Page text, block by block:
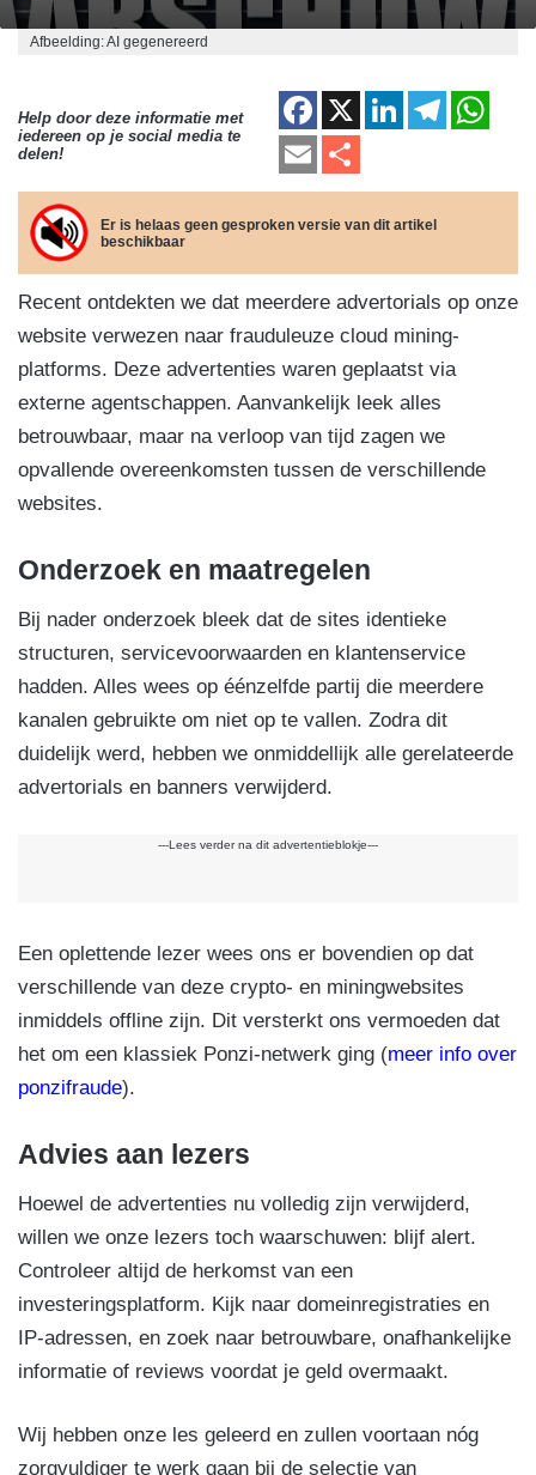
Afbeelding: AI gegenereerd
Help door deze informatie met
iedereen op je social media te
delen!
F
a
c
e
b
o
o
k
X
Li
k
e
dI
n
T
e
a
m
at
A
p
E
m
ail
el
e
n
Er is helaas geen gesproken versie van dit artikel
beschikbaar
Recent ontdekten we dat meerdere advertorials op onze
website verwezen naar frauduleuze cloud mining-
platforms. Deze advertenties waren geplaatst via
externe agentschappen. Aanvankelijk leek alles
betrouwbaar, maar na verloop van tijd zagen we
opvallende overeenkomsten tussen de verschillende
websites.
Onderzoek en maatregelen
Bij nader onderzoek bleek dat de sites identieke
structuren, servicevoorwaarden en klantenservice
hadden. Alles wees op éénzelfde partij die meerdere
kanalen gebruikte om niet op te vallen. Zodra dit
duidelijk werd, hebben we onmiddellijk alle gerelateerde
advertorials en banners verwijderd.
---Lees verder na dit advertentieblokje---
Een oplettende lezer wees ons er bovendien op dat
verschillende van deze crypto- en miningwebsites
inmiddels offline zijn. Dit versterkt ons vermoeden dat
het om een klassiek Ponzi-netwerk ging (meer info over
ponzifraude).
Advies aan lezers
Hoewel de advertenties nu volledig zijn verwijderd,
willen we onze lezers toch waarschuwen: blijf alert.
Controleer altijd de herkomst van een
investeringsplatform. Kijk naar domeinregistraties en
IP-adressen, en zoek naar betrouwbare, onafhankelijke
informatie of reviews voordat je geld overmaakt.
Wij hebben onze les geleerd en zullen voortaan nóg
zorgvuldiger te werk gaan bij de selectie van